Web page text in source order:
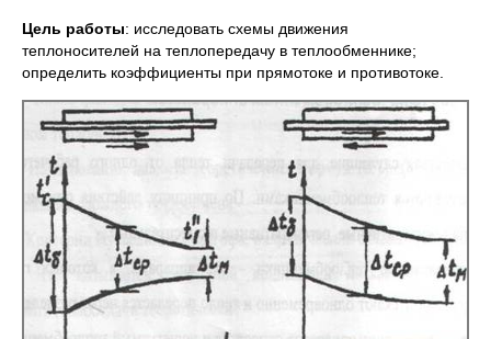
Цель работы: исследовать схемы движения
теплоносителей на теплопередачу в теплообменнике;
определить коэффициенты при прямотоке и противотоке.